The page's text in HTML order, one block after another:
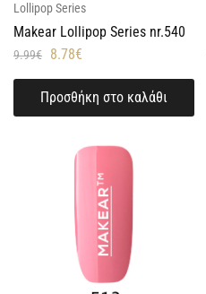
Lollipop Series
Makear Lollipop Series nr.540
9.99€ 8.78€
Προσθήκη στο καλάθι